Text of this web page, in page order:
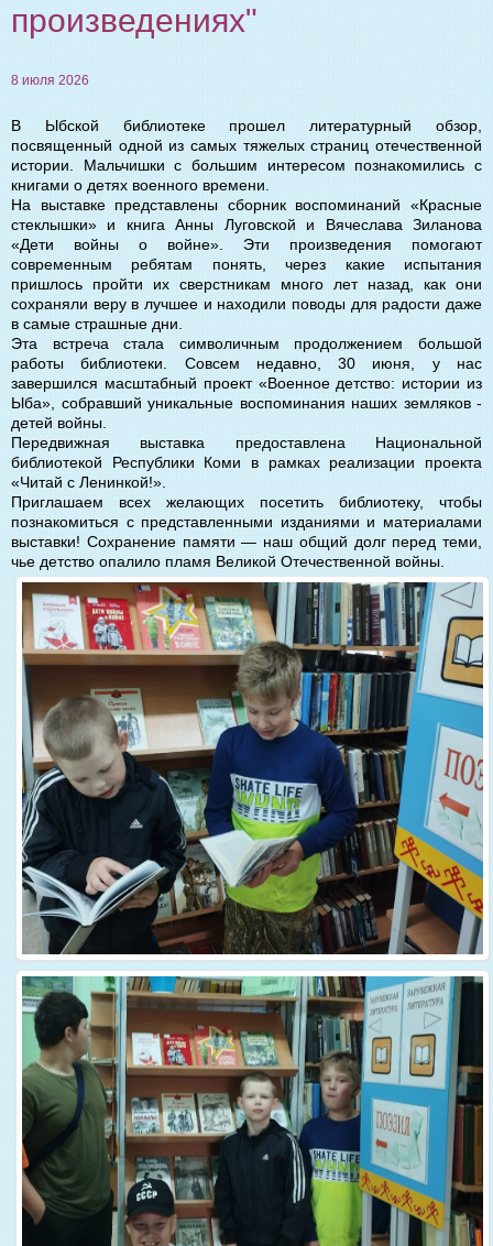
произведениях"
8 июля 2026
В Ыбской библиотеке прошел литературный обзор,
посвященный одной из самых тяжелых страниц отечественной
истории. Мальчишки с большим интересом познакомились с
книгами о детях военного времени.
На выставке представлены сборник воспоминаний «Красные
стеклышки» и книга Анны Луговской и Вячеслава Зиланова
«Дети войны о войне». Эти произведения помогают
современным ребятам понять, через какие испытания
пришлось пройти их сверстникам много лет назад, как они
сохраняли веру в лучшее и находили поводы для радости даже
в самые страшные дни.
Эта встреча стала символичным продолжением большой
работы библиотеки. Совсем недавно, 30 июня, у нас
завершился масштабный проект «Военное детство: истории из
Ыба», собравший уникальные воспоминания наших земляков -
детей войны.
Передвижная выставка предоставлена Национальной
библиотекой Республики Коми в рамках реализации проекта
«Читай с Ленинкой!».
Приглашаем всех желающих посетить библиотеку, чтобы
познакомиться с представленными изданиями и материалами
выставки! Сохранение памяти — наш общий долг перед теми,
чье детство опалило пламя Великой Отечественной войны.